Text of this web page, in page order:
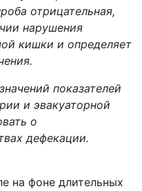
отрицательная,
нарушения
кишки и определяет
показателей
и эвакуаторной
о
дефекации.
на фоне длительных